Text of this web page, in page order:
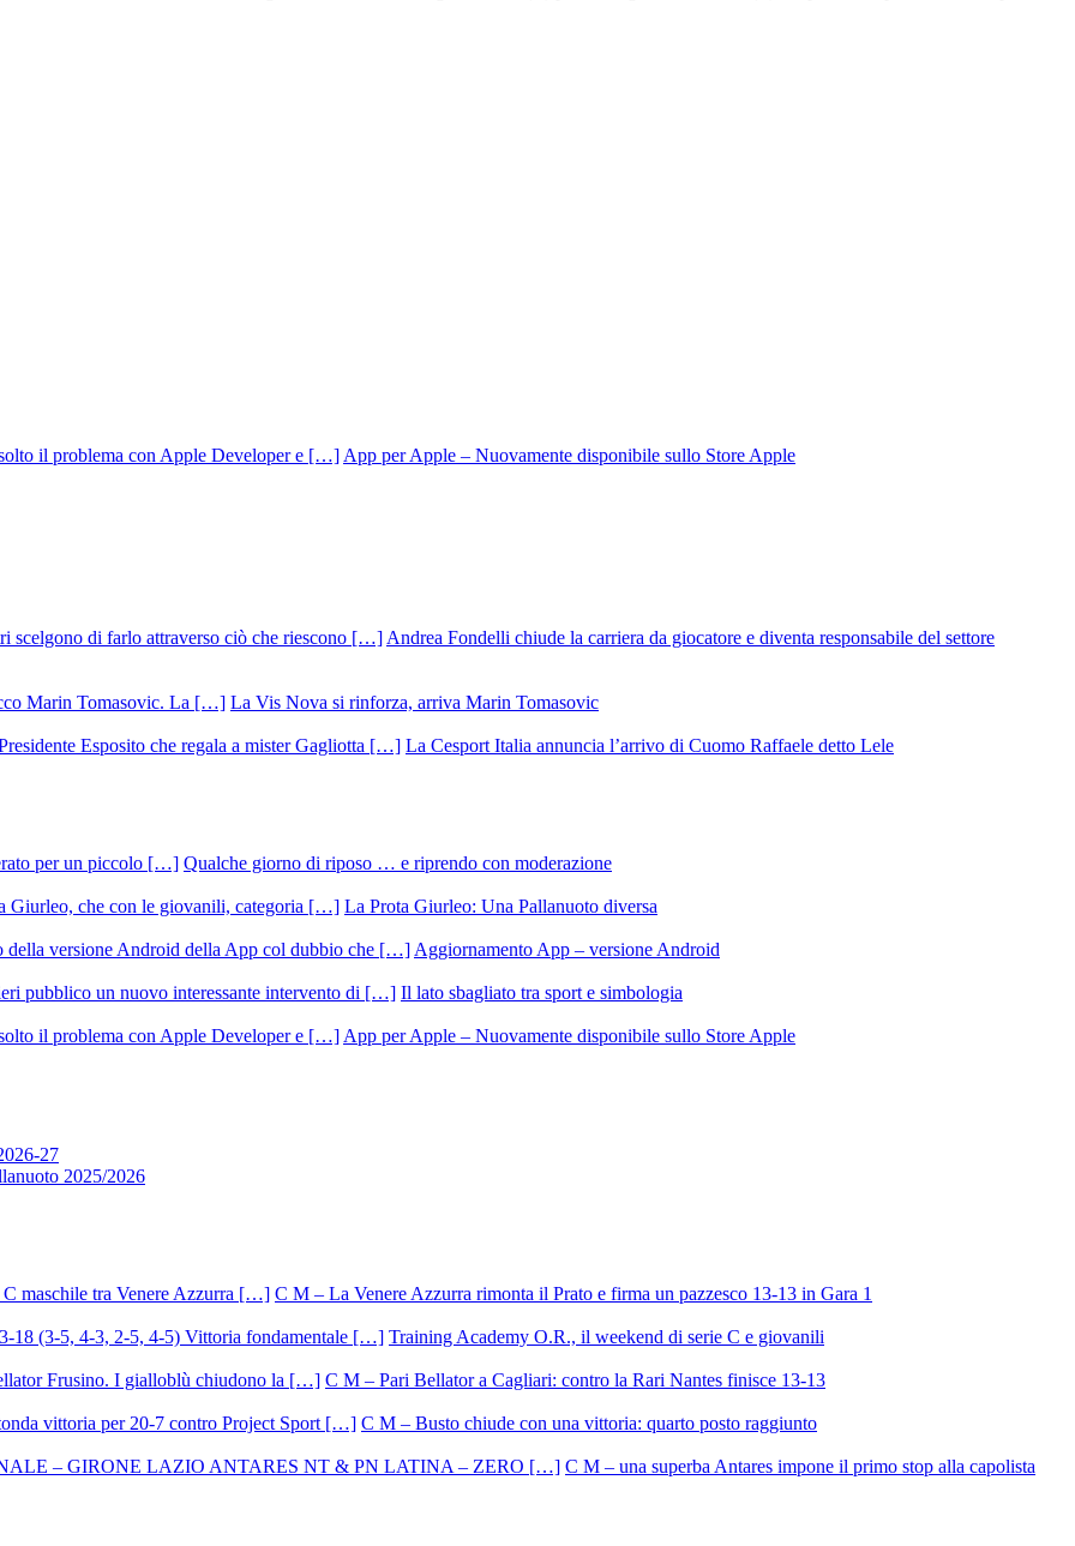
App per Apple – Nuovamente disponibile sullo Store Apple
Andrea Fondelli chiude la carriera da giocatore e diventa responsabile del settore
La Vis Nova si rinforza, arriva Marin Tomasovic
La Cesport Italia annuncia l’arrivo di Cuomo Raffaele detto Lele
Qualche giorno di riposo … e riprendo con moderazione
La Prota Giurleo: Una Pallanuoto diversa
Aggiornamento App – versione Android
Il lato sbagliato tra sport e simbologia
App per Apple – Nuovamente disponibile sullo Store Apple
27
2025/2026
C M – La Venere Azzurra rimonta il Prato e firma un pazzesco 13-13 in Gara 1
Training Academy O.R., il weekend di serie C e giovanili
C M – Pari Bellator a Cagliari: contro la Rari Nantes finisce 13-13
C M – Busto chiude con una vittoria: quarto posto raggiunto
C M – una superba Antares impone il primo stop alla capolista